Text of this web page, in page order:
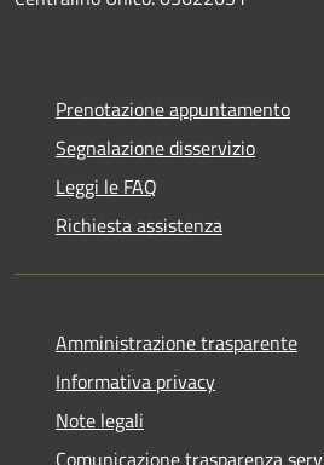
Prenotazione appuntamento
Segnalazione disservizio
Leggi le FAQ
Richiesta assistenza
Amministrazione trasparente
Informativa privacy
Note legali